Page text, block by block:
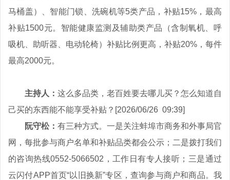
马桶盖）、智能门锁、洗碗机等5类产品，补贴15%，最高
补贴1500元。智能健康监测及辅助类产品（含制氧机、呼
吸机、助听器、电动轮椅）补贴比例更高，补贴20%，每件
最高2000元。
主持人： 这么多品类，老百姓要去哪儿买？怎么知道自
己买的东西能不能享受补贴？[2026/06/26 09:39]
阮守松： 有三种方式。一是关注蚌埠市商务和外事局官
网，每批参与商户名单和补贴品类都会公示；二是拨打我们
的咨询热线0552-5066502，工作日有专人接听；三是通过
云闪付APP首页“以旧换新”专区，查询参与商户和商品。我